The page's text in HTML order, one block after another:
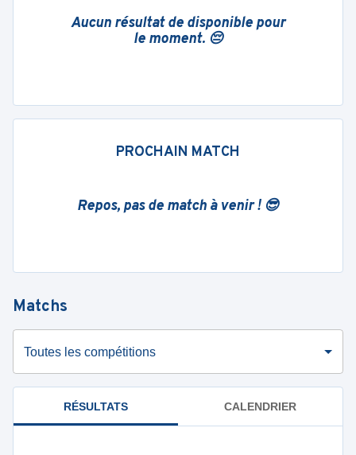
Aucun résultat de disponible pour
le moment. 😔
PROCHAIN MATCH
Repos, pas de match à venir ! 😎
Matchs
Toutes les compétitions
RÉSULTATS CALENDRIER